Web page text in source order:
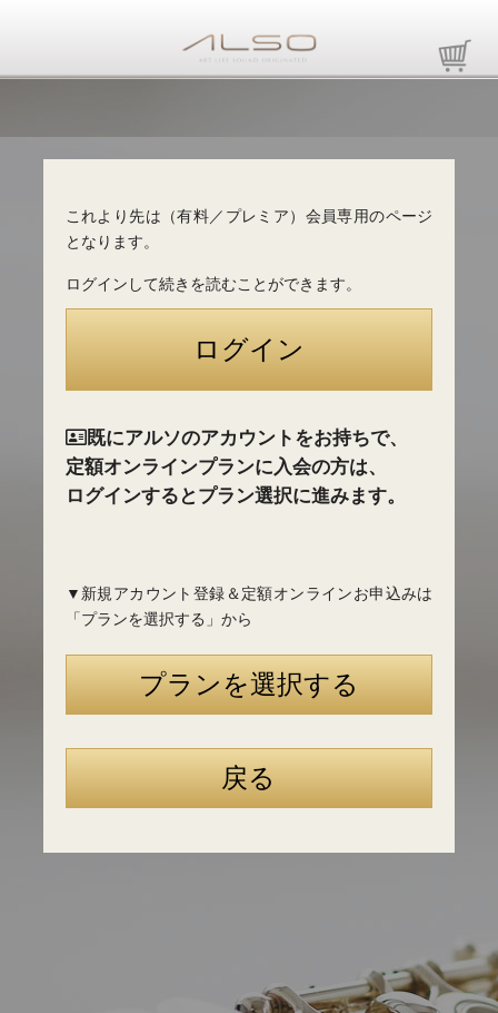
これより先は（有料／プレミア）会員専用のページ
となります。
ログインして続きを読むことができます。
既にアルソのアカウントをお持ちで、
定額オンラインプランに入会の方は、
ログインするとプラン選択に進みます。
▼新規アカウント登録＆定額オンラインお申込みは
「プランを選択する」から